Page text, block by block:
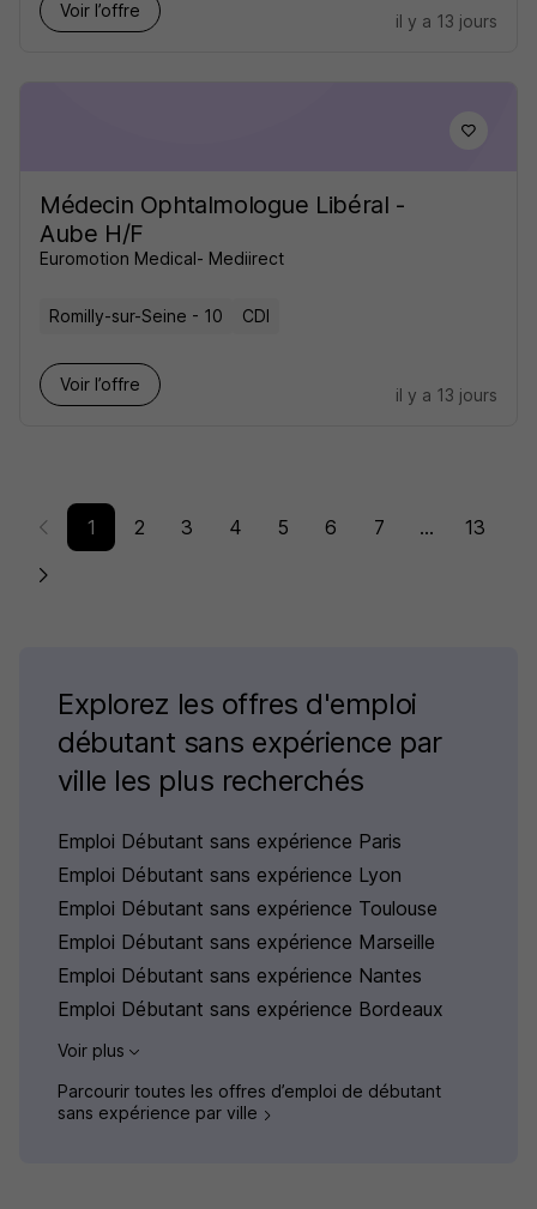
Voir l’offre
il y a 13 jours
Médecin Ophtalmologue Libéral -
Aube H/F
Euromotion Medical- Mediirect
Romilly-sur-Seine - 10 CDI
Voir l’offre
il y a 13 jours
1 2 3 4 5 6 7 ... 13
Explorez les offres d'emploi
débutant sans expérience par
ville les plus recherchés
Emploi Débutant sans expérience Paris
Emploi Débutant sans expérience Lyon
Emploi Débutant sans expérience Toulouse
Emploi Débutant sans expérience Marseille
Emploi Débutant sans expérience Nantes
Emploi Débutant sans expérience Bordeaux
Voir plus
Parcourir toutes les offres d’emploi de débutant
sans expérience par ville